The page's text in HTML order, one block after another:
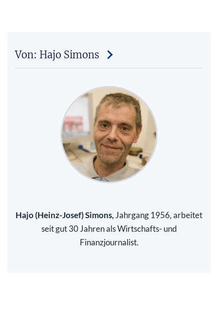
Von: Hajo Simons
Hajo (Heinz-Josef) Simons, Jahrgang 1956, arbeitet
seit gut 30 Jahren als Wirtschafts- und
Finanzjournalist.